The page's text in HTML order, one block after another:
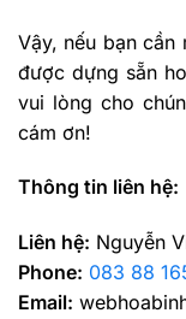
Vậy, nếu bạn cần
được dựng sẵn
vui lòng cho
cám ơn!
Thông tin liên hệ:
Liên hệ: Nguyễn
Phone: 083 88
Email: